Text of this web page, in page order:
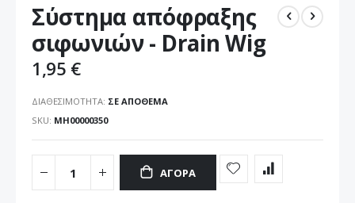
στην
αρχή
της
συλλογής
εικόνων
Σύστημα απόφραξης
σιφωνιών - Drain Wig
1,95 €
ΔΙΑΘΕΣΙΜΌΤΗΤΑ: ΣΕ ΑΠΌΘΕΜΑ
SKU ΜΗ00000350
ΑΓΟΡΆ